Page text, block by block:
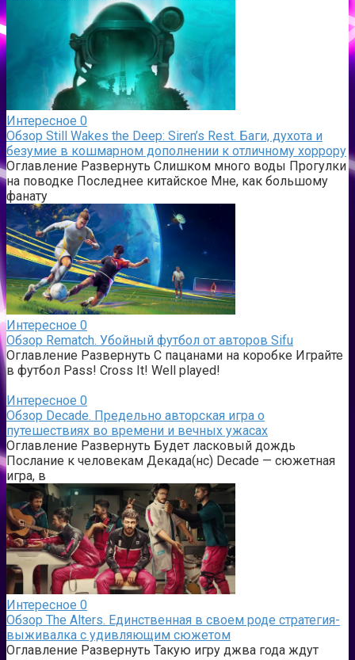
Интересное 0
Обзор Still Wakes the Deep: Siren’s Rest. Баги, духота и
безумие в кошмарном дополнении к отличному хоррору
Оглавление Развернуть Слишком много воды Прогулки
на поводке Последнее китайское Мне, как большому
фанату
Интересное 0
Обзор Rematch. Убойный футбол от авторов Sifu
Оглавление Развернуть С пацанами на коробке Играйте
в футбол Pass! Cross It! Well played!
Интересное 0
Обзор Decade. Предельно авторская игра о
путешествиях во времени и вечных ужасах
Оглавление Развернуть Будет ласковый дождь
Послание к человекам Декада(нс) Decade — сюжетная
игра, в
Интересное 0
Обзор The Alters. Единственная в своем роде стратегия-
выживалка с удивляющим сюжетом
Оглавление Развернуть Такую игру джва года ждут